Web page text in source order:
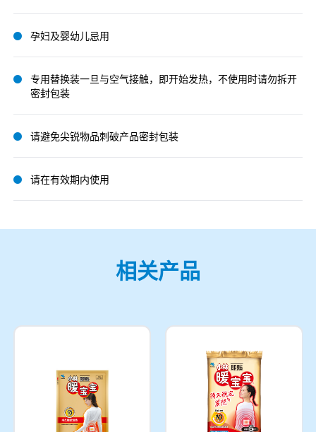
孕妇及婴幼儿忌用
专用替换装一旦与空气接触，即开始发热，不使用时请勿拆开
密封包装
请避免尖锐物品刺破产品密封包装
请在有效期内使用
相关产品